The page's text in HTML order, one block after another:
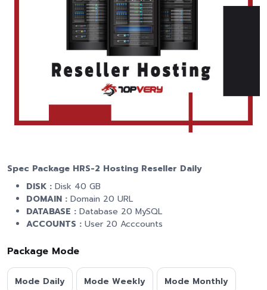
Spec Package HRS-2 Hosting Reseller Daily
DISK : Disk 40 GB
DOMAIN : Domain 20 URL
DATABASE : Database 20 MySQL
ACCOUNTS : User 20 Acccounts
Package Mode
Mode Daily Mode Weekly Mode Monthly